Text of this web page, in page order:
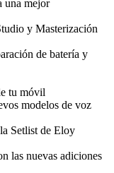
una mejor
y Masterización
de batería y
tu móvil
modelos de voz
Setlist de Eloy
las nuevas adiciones